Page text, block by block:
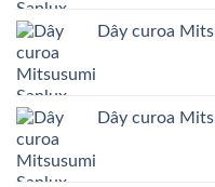
Dây curoa
Dây curoa